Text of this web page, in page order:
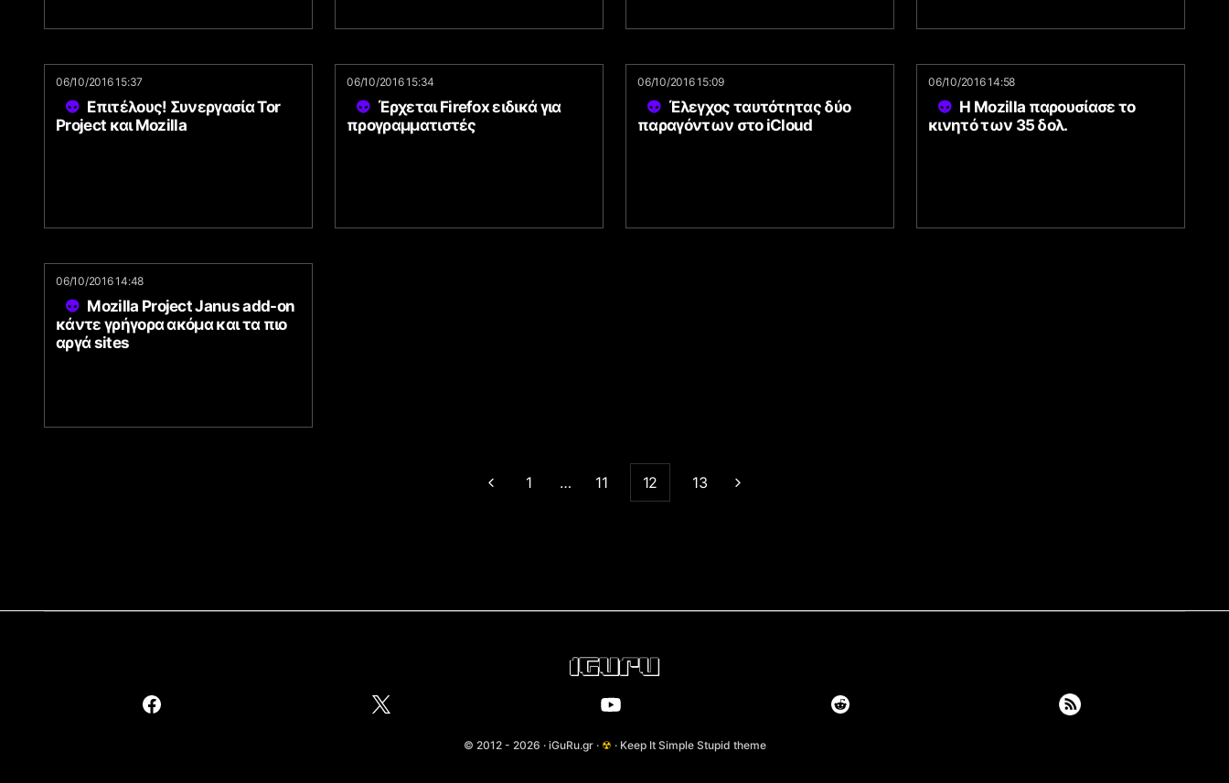
06/10/2016 15:37
Επιτέλους! Συνεργασία Tor
Project και Mozilla
06/10/2016 15:34
Έρχεται Firefox ειδικά για
προγραμματιστές
06/10/2016 15:09
Έλεγχος ταυτότητας δύο
παραγόντων στο iCloud
06/10/2016 14:58
Η Mozilla παρουσίασε το
κινητό των 35 δολ.
06/10/2016 14:48
Mozilla Project Janus add-on
κάντε γρήγορα ακόμα και τα πιο
αργά sites
1 … 11 12 13
© 2012 - 2026 · iGuRu.gr · ☢ · Keep It Simple Stupid theme